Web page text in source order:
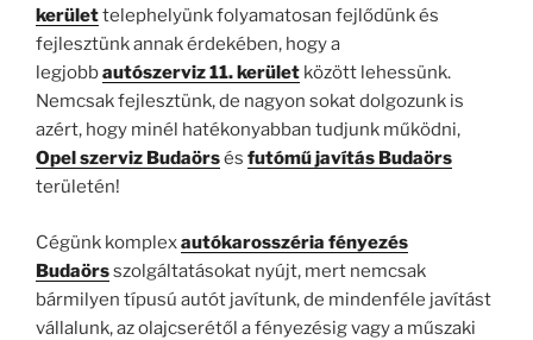
kerülettelephelyünk folyamatosan fejlődünk és
fejlesztünk annak érdekében, hogy a
legjobbautószerviz 11. kerület között lehessünk.
Nemcsak fejlesztünk, de nagyon sokat dolgozunk is
azért, hogy minél hatékonyabban tudjunk működni,
Opel szerviz Budaörsés futómű javítás Budaörs
területén!
Cégünk komplexautókarosszéria fényezés
Budaörsszolgáltatásokat nyújt, mert nemcsak
bármilyen típusú autót javítunk, de mindenféle javítást
vállalunk, az olajcserétől a fényezésig vagy a műszaki